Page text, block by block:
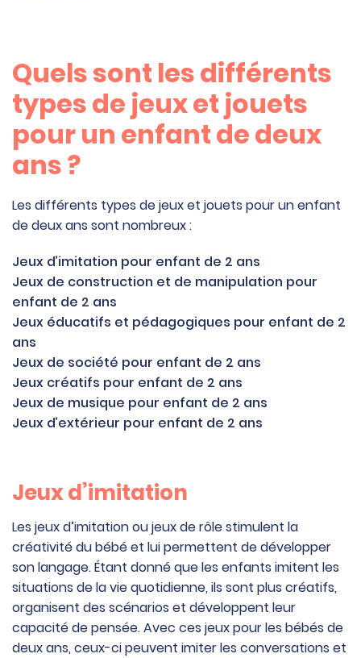
Quels sont les différents
types de jeux et jouets
pour un enfant de deux
ans ?
Les différents types de jeux et jouets pour un enfant
de deux ans sont nombreux :
Jeux d’imitation pour enfant de 2 ans
Jeux de construction et de manipulation pour
enfant de 2 ans
Jeux éducatifs et pédagogiques pour enfant de 2
ans
Jeux de société pour enfant de 2 ans
Jeux créatifs pour enfant de 2 ans
Jeux de musique pour enfant de 2 ans
Jeux d’extérieur pour enfant de 2 ans
Jeux d’imitation
Les jeux d’imitation ou jeux de rôle stimulent la
créativité du bébé et lui permettent de développer
son langage. Étant donné que les enfants imitent les
situations de la vie quotidienne, ils sont plus créatifs,
organisent des scénarios et développent leur
capacité de pensée. Avec ces jeux pour les bébés de
deux ans, ceux-ci peuvent imiter les conversations et